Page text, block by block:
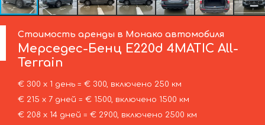
Стоимость аренды в Монако автомобиля
Мерседес-Бенц E220d 4MATIC All-
Terrain
€ 300 х 1 день = € 300, включено 250 км
€ 215 х 7 дней = € 1500, включено 1500 км
€ 208 х 14 дней = € 2900, включено 2500 км